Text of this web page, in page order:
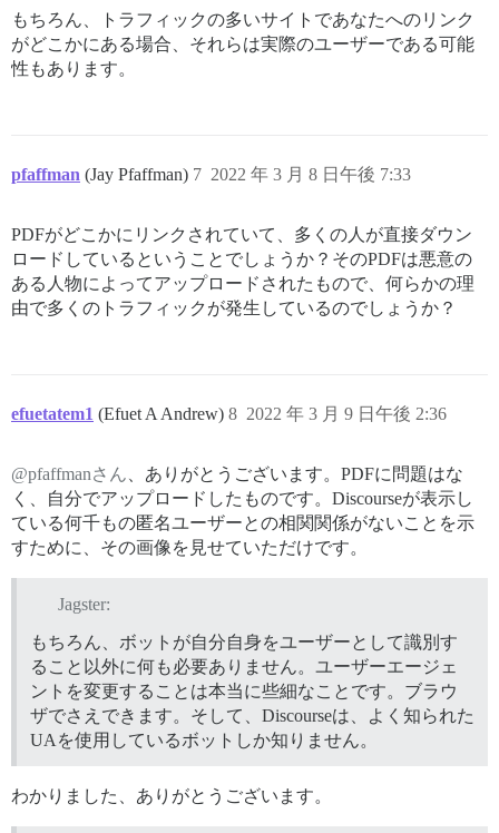
もちろん、トラフィックの多いサイトであなたへのリンク
がどこかにある場合、それらは実際のユーザーである可能
性もあります。
pfaffman (Jay Pfaffman) 2022 年 3 月 8 日午後 7:33
7
PDFがどこかにリンクされていて、多くの人が直接ダウン
ロードしているということでしょうか？そのPDFは悪意の
ある人物によってアップロードされたもので、何らかの理
由で多くのトラフィックが発生しているのでしょうか？
efuetatem1 (Efuet A Andrew) 2022 年 3 月 9 日午後 2:36
8
@pfaffmanさん 、ありがとうございます。PDFに問題はな
く、自分でアップロードしたものです。Discourseが表示し
ている何千もの匿名ユーザーとの相関関係がないことを示
すために、その画像を見せていただけです。
Jagster:
もちろん、ボットが自分自身をユーザーとして識別す
ること以外に何も必要ありません。ユーザーエージェ
ントを変更することは本当に些細なことです。ブラウ
ザでさえできます。そして、Discourseは、よく知られた
UAを使用しているボットしか知りません。
わかりました、ありがとうございます。